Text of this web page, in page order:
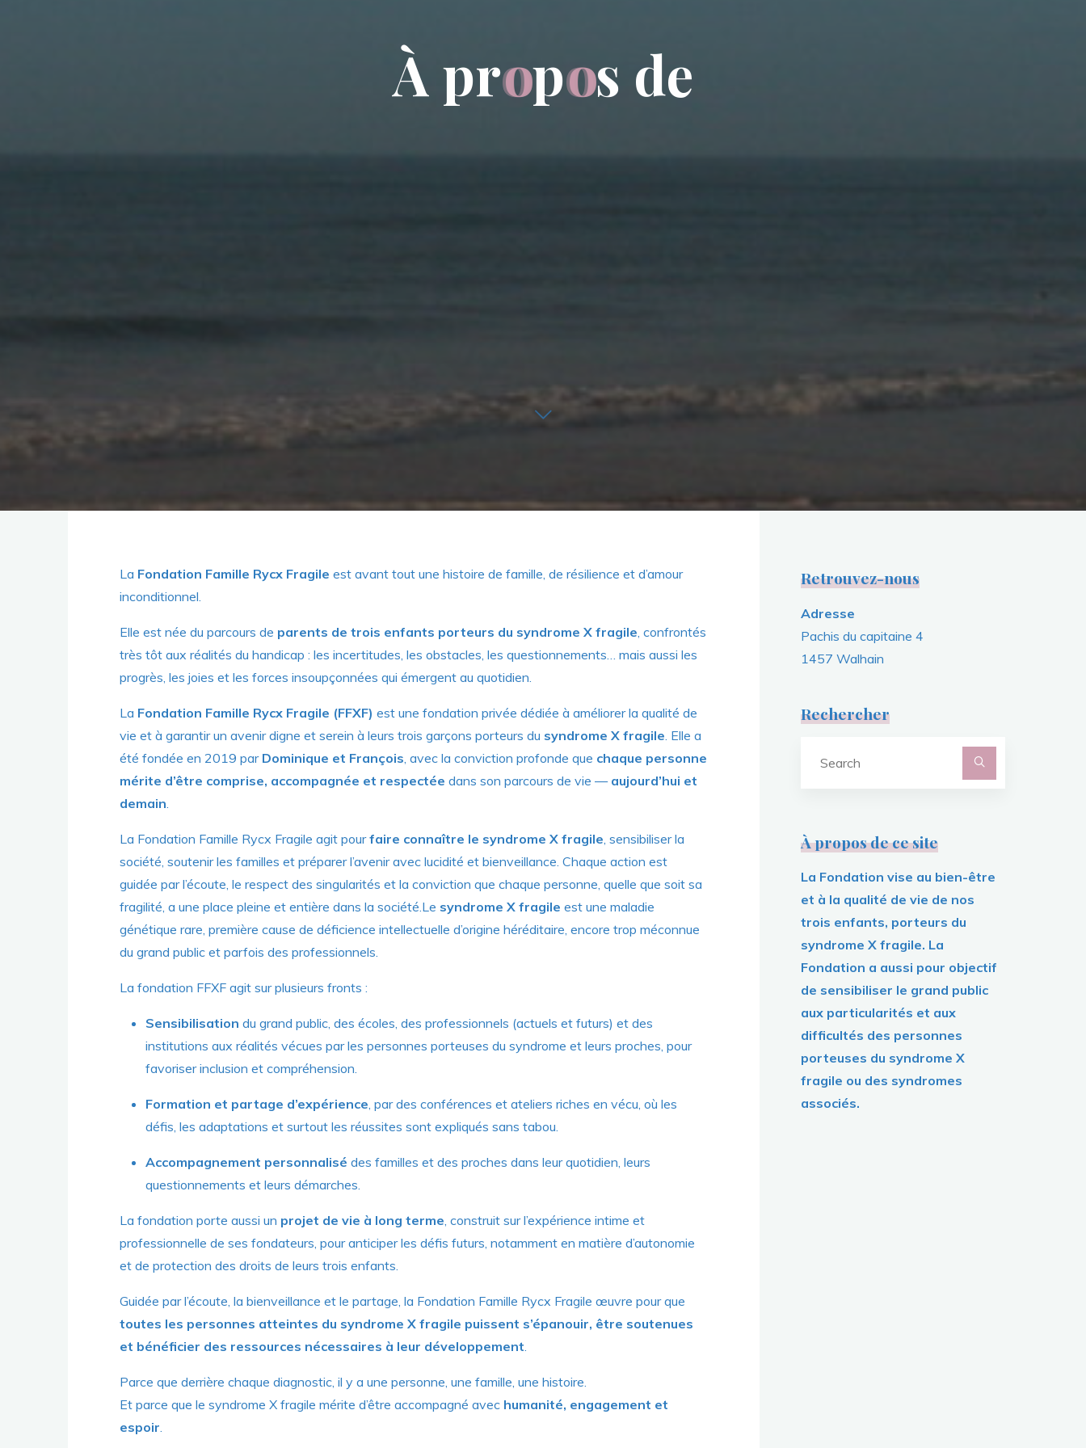
Àpropos de
La Fondation Famille Rycx Fragile est avant tout une histoire de famille, de résilience et d’amour
inconditionnel.
Elle est née du parcours de parents de trois enfants porteurs du syndrome X fragile, confrontés
très tôt aux réalités du handicap : les incertitudes, les obstacles, les questionnements… mais aussi les
progrès, les joies et les forces insoupçonnées qui émergent au quotidien.
La Fondation Famille Rycx Fragile (FFXF) est une fondation privée dédiée à améliorer la qualité de
vie et à garantir un avenir digne et serein à leurs trois garçons porteurs du syndrome X fragile. Elle a
été fondée en 2019 par Dominique et François, avec la conviction profonde que chaque personne
mérite d’être comprise, accompagnée et respectée dans son parcours de vie — aujourd’hui et
demain.
La Fondation Famille Rycx Fragile agit pourfaire connaître le syndrome X fragile, sensibiliser la
société, soutenir les familles et préparer l’avenir avec lucidité et bienveillance. Chaque action est
guidée par l’écoute, le respect des singularités et la conviction que chaque personne, quelle que soit sa
fragilité, a une place pleine et entière dans la société.Le syndrome X fragile est une maladie
génétique rare, première cause de déficience intellectuelle d’origine héréditaire, encore trop méconnue
du grand public et parfois des professionnels.
La fondation FFXF agit sur plusieurs fronts :
Sensibilisation du grand public, des écoles, des professionnels (actuels et futurs) et des
institutions aux réalités vécues par les personnes porteuses du syndrome et leurs proches, pour
favoriser inclusion et compréhension.
Formation et partage d’expérience, par des conférences et ateliers riches en vécu, où les
défis, les adaptations et surtout les réussites sont expliqués sans tabou.
Accompagnement personnalisé des familles et des proches dans leur quotidien, leurs
questionnements et leurs démarches.
La fondation porte aussi un projet de vie à long terme, construit sur l’expérience intime et
professionnelle de ses fondateurs, pour anticiper les défis futurs, notamment en matière d’autonomie
et de protection des droits de leurs trois enfants.
Guidée par l’écoute, la bienveillance et le partage, la Fondation Famille Rycx Fragile œuvre pour que
toutes les personnes atteintes du syndrome X fragile puissent s’épanouir, être soutenues
et bénéficier des ressources nécessaires à leur développement.
Parce que derrière chaque diagnostic, il y a une personne, une famille, une histoire.
Et parce que le syndrome X fragile mérite d’être accompagné avec humanité, engagement et
espoir.
Retrouvez-nous
Adresse
Pachis du capitaine 4
1457 Walhain
Rechercher
À propos de ce site
La Fondation vise au bien-être
et à la qualité de vie de nos
trois enfants, porteurs du
syndrome X fragile. La
Fondation a aussi pour objectif
de sensibiliser le grand public
aux particularités et aux
difficultés des personnes
porteuses du syndrome X
fragile ou des syndromes
associés.